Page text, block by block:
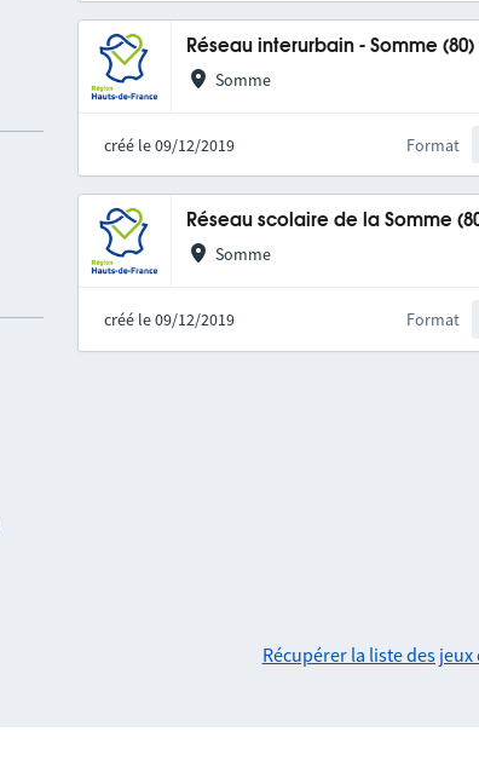
Réseau interurbain - Somme (80)
Somme
créé le 09/12/2019 Format
Réseau scolaire de la Somme
Somme
créé le 09/12/2019 Format
Récupérer la liste des